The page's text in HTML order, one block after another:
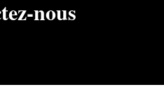
nous